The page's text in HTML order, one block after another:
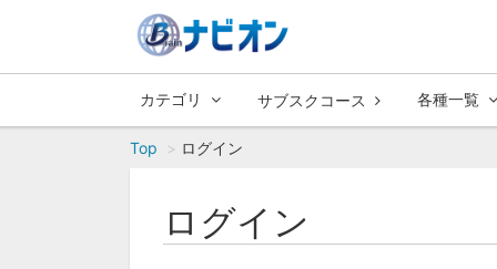
カテゴリ サブスクコース 各種一覧
Top ログイン
ログイン